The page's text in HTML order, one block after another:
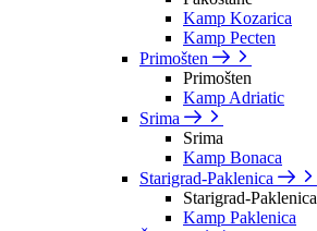
Kamp Kozarica
Kamp Pecten
Primošten
Primošten
Kamp Adriatic
Srima
Srima
Kamp Bonaca
Starigrad-Paklenica
Starigrad-Paklenica
Kamp Paklenica